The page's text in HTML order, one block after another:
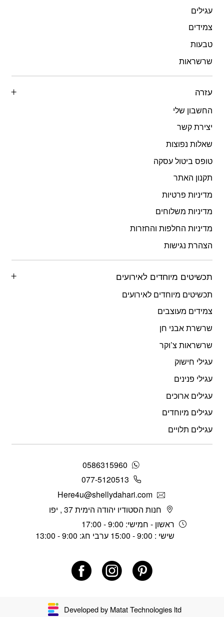
עגילים
צמידים
טבעות
שרשראות
עזרה
החשבון שלי
יצירת קשר
שאלות נפוצות
טופס ביטול עסקה
תקנון האתר
מדיניות פרטיות
מדיניות משלוחים
מדיניות החלפות והחזרות
הצהרת נגישות
תכשיטים מיוחדים לאירועים
תכשיטים מיוחדים לאירועים
צמידים מעוצבים
שרשרת אבני חן
שרשראות צ’וקר
עגילי חישוק
עגילי פנינים
עגילים ארוכים
עגילים מיוחדים
עגילים תלויים
0586315960
077-5120513
Here4u@shellydahari.com
חנות הסטודיו יהודה הימית 37 , יפו
ראשון - חמישי: 9:00 - 17:00
שישי : 9:00 - 15:00 ערבי חג: 9:00 - 13:00
Developed by Matat Technologies ltd